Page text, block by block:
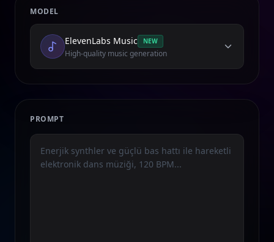
MODEL
ElevenLabs Music NEW
High-quality music generation
PROMPT